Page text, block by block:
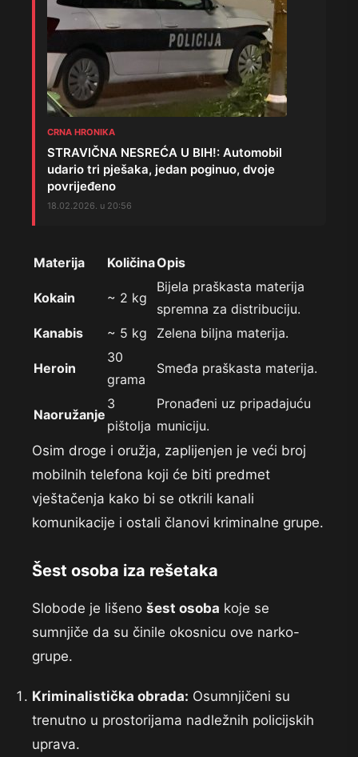
CRNA HRONIKA
STRAVIČNA NESREĆA U BIH!: Automobil
udario tri pješaka, jedan poginuo, dvoje
povrijeđeno
18.02.2026. u 20:56
Materija KoličinaOpis
Kokain ~ 2 kg
Bijela praškasta materija
spremna za distribuciju.
Kanabis
~ 5 kg Zelena biljna materija.
Heroin
30
grama
Smeđa praškasta materija.
Naoružanje
3
pištolja
Pronađeni uz pripadajuću
municiju.
Osim droge i oružja, zaplijenjen je veći broj
mobilnih telefona koji će biti predmet
vještačenja kako bi se otkrili kanali
komunikacije i ostali članovi kriminalne grupe.
Šest osoba iza rešetaka
Slobode je lišeno šest osoba koje se
sumnjiče da su činile okosnicu ove narko-
grupe.
Kriminalistička obrada: Osumnjičeni su
trenutno u prostorijama nadležnih policijskih
uprava.